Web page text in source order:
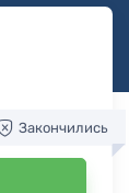
Закончились